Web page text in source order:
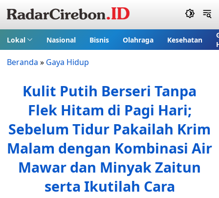
Lokal Nasional Bisnis Olahraga Kesehatan
Beranda » Gaya Hidup
Kulit Putih Berseri Tanpa
Flek Hitam di Pagi Hari;
Sebelum Tidur Pakailah Krim
Malam dengan Kombinasi Air
Mawar dan Minyak Zaitun
serta Ikutilah Cara